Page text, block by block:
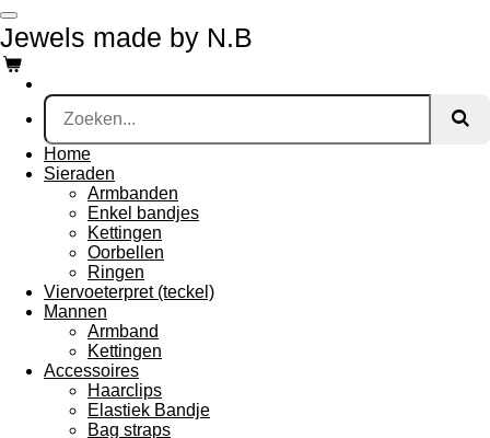
Ga
direct
naar
de
hoofdinhoud
Jewels made by N.B
Home
Sieraden
Armbanden
Enkel bandjes
Kettingen
Oorbellen
Ringen
Viervoeterpret (teckel)
Mannen
Armband
Kettingen
Accessoires
Haarclips
Elastiek Bandje
Bag straps